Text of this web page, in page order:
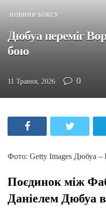
НОВИНИ БОКСУ
Дюбуа переміг
бою
11 Травня, 2026 0
Фото: Getty Images Дюбуа –
Поєдинок між
Даніелем Дюбуа